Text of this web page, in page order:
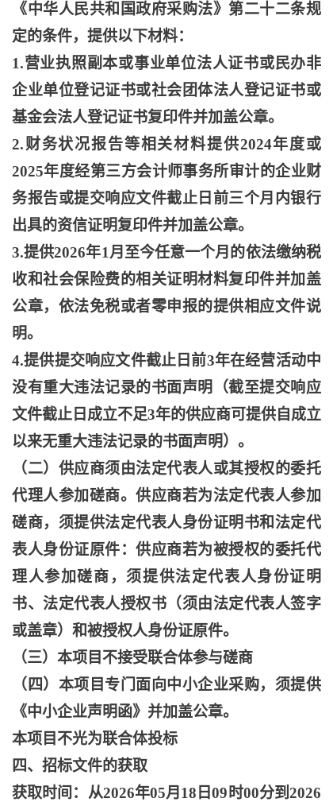
《中华人民共和国政府采购法》第二十二条规
定的条件，提供以下材料：
1.营业执照副本或事业单位法人证书或民办非
企业单位登记证书或社会团体法人登记证书或
基金会法人登记证书复印件并加盖公章。
2.财务状况报告等相关材料提供2024年度或
2025年度经第三方会计师事务所审计的企业财
务报告或提交响应文件截止日前三个月内银行
出具的资信证明复印件并加盖公章。
3.提供2026年1月至今任意一个月的依法缴纳税
收和社会保险费的相关证明材料复印件并加盖
公章，依法免税或者零申报的提供相应文件说
明。
4.提供提交响应文件截止日前3年在经营活动中
没有重大违法记录的书面声明（截至提交响应
文件截止日成立不足3年的供应商可提供自成立
以来无重大违法记录的书面声明）。
（二）供应商须由法定代表人或其授权的委托
代理人参加磋商。供应商若为法定代表人参加
磋商，须提供法定代表人身份证明书和法定代
表人身份证原件：供应商若为被授权的委托代
理人参加磋商，须提供法定代表人身份证明
书、法定代表人授权书（须由法定代表人签字
或盖章）和被授权人身份证原件。
（三）本项目不接受联合体参与磋商
（四）本项目专门面向中小企业采购，须提供
《中小企业声明函》并加盖公章。
本项目不光为联合体投标
四、招标文件的获取
获取时间：从2026年05月18日09时00分到2026